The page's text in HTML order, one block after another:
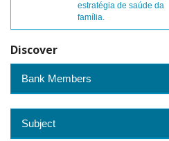
estratégia de saúde da
família.
Discover
Bank Members
Subject